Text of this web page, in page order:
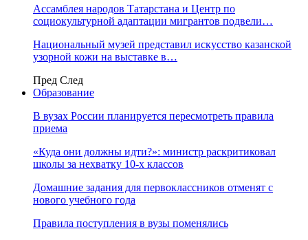
Ассамблея народов Татарстана и Центр по
социокультурной адаптации мигрантов подвели…
Национальный музей представил искусство казанской
узорной кожи на выставке в…
Пред След
Образование
В вузах России планируется пересмотреть правила
приема
«Куда они должны идти?»: министр раскритиковал
школы за нехватку 10-х классов
Домашние задания для первоклассников отменят с
нового учебного года
Правила поступления в вузы поменялись